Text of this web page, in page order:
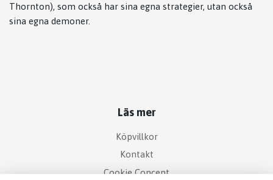
Thornton), som också har sina egna strategier, utan också
sina egna demoner.
Läs mer
Köpvillkor
Kontakt
Cookie Concent